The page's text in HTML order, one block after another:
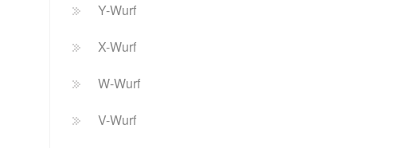
Y-Wurf
X-Wurf
W-Wurf
V-Wurf